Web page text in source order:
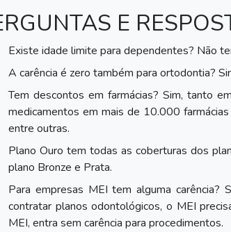
E
Existe idade limite para dependentes? Não
A carência é zero também para ortodontia?
Tem descontos em farmácias? Sim, tanto
medicamentos em mais de 10.000
entre outras.
Plano Ouro tem todas as coberturas dos
plano Bronze e Prata.
Para empresas MEI tem alguma carência?
contratar planos odontológicos, o MEI
MEI, entra sem carência para procedimentos.